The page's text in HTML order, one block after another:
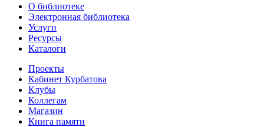
О библиотеке
Электронная библиотека
Услуги
Ресурсы
Каталоги
Проекты
Кабинет Курбатова
Клубы
Коллегам
Магазин
Книга памяти